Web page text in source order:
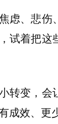
虑、悲伤
试着把这
转变，会
成效、更